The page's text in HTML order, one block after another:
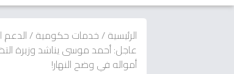
الرئيسية/خدمات حكومية/
أمواله في وضح النهار!